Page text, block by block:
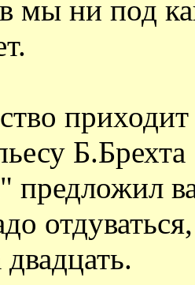
мы ни под
приходит
предложил